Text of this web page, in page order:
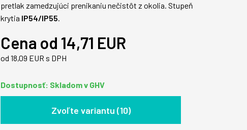
pretlak zamedzujúci prenikaniu nečistôt z okolia. Stupeň
krytia IP54/IP55.
Cena od 14,71 EUR
od 18,09 EUR s DPH
Dostupnosť: Skladom v GHV
Zvoľte variantu (10)